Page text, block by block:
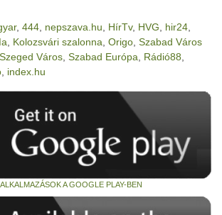
, 444 nepszava.hu HírTv, HVG hir24
Kolozsvári szalonna Origo Szabad Város
Szeged Város Szabad Európa Rádió88
index.hu
A GOOGLE PLAY-BEN